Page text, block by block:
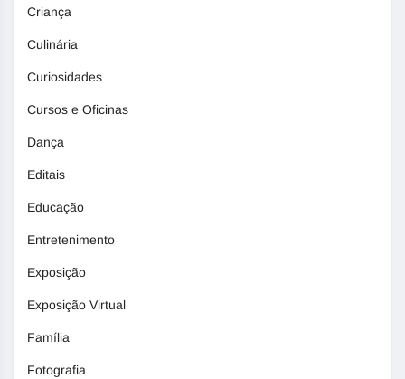
Criança
Culinária
Curiosidades
Cursos e Oficinas
Dança
Editais
Educação
Entretenimento
Exposição
Exposição Virtual
Família
Fotografia